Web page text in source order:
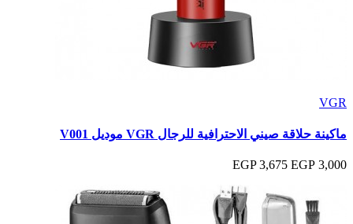
VGR
ماكينة حلاقة صيني الاحترافية للرجال VGR موديل V001
3,000 EGP
3,675 EGP